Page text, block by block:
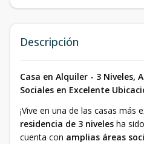
Descripción
Casa en Alquiler - 3 Niveles,
Sociales en Excelente
¡Vive en una de las casas más
residencia de 3 niveles ha sido
cuenta con amplias áreas